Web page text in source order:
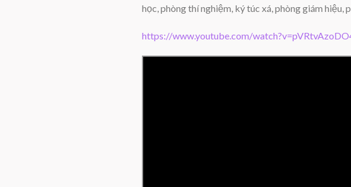
học, phòng thí nghiệm, ký túc xá, phòng giám hiệu,
https://www.youtube.com/